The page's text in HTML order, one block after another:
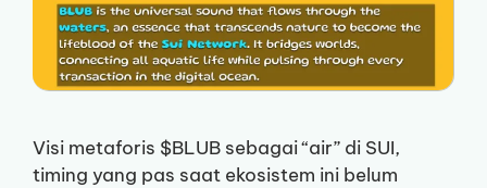
Visi metaforis $BLUB sebagai “air” di SUI,
timing yang pas saat ekosistem ini belum